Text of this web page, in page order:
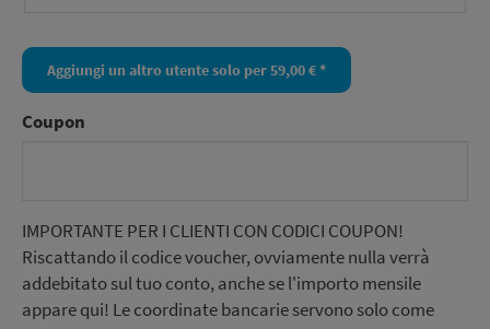
Coupon
IMPORTANTE PER I CLIENTI CON CODICI COUPON!
Riscattando il codice voucher, ovviamente nulla verrà
addebitato sul tuo conto, anche se l'importo mensile
appare qui! Le coordinate bancarie servono solo come